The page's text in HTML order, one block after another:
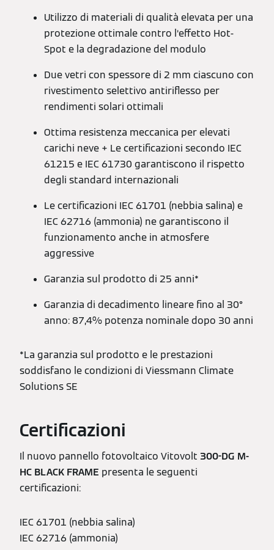
Utilizzo di materiali di qualità elevata per una
protezione ottimale contro l‘effetto Hot-
Spot e la degradazione del modulo
Due vetri con spessore di 2 mm ciascuno con
rivestimento selettivo antiriflesso per
rendimenti solari ottimali
Ottima resistenza meccanica per elevati
carichi neve + Le certificazioni secondo IEC
61215 e IEC 61730 garantiscono il rispetto
degli standard internazionali
Le certificazioni IEC 61701 (nebbia salina) e
IEC 62716 (ammonia) ne garantiscono il
funzionamento anche in atmosfere
aggressive
Garanzia sul prodotto di 25 anni*
Garanzia di decadimento lineare fino al 30°
anno: 87,4% potenza nominale dopo 30 anni
*La garanzia sul prodotto e le prestazioni
soddisfano le condizioni di Viessmann Climate
Solutions SE
Certificazioni
Il nuovo pannello fotovoltaico Vitovolt 300-DG M-
HC BLACK FRAME presenta le seguenti
certificazioni:
IEC 61701 (nebbia salina)
IEC 62716 (ammonia)